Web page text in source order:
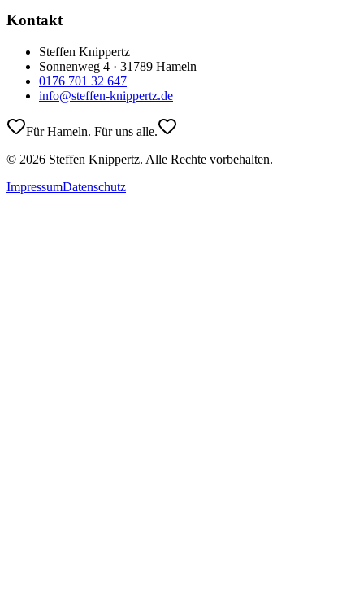
Kontakt
Steffen Knippertz
Sonnenweg 4 · 31789 Hameln
0176 701 32 647
info@steffen-knippertz.de
Für Hameln. Für uns alle.
© 2026 Steffen Knippertz. Alle Rechte vorbehalten.
ImpressumDatenschutz